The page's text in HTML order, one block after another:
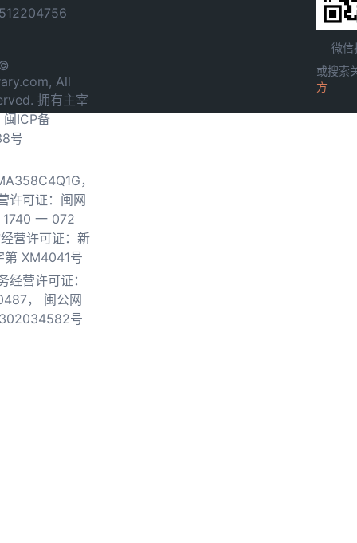
All
拥有主宰
闽ICP备
号
，
许可证：闽网
一 072
营许可证：新
第 XM4041号
经营许可证：
，
闽公网
号
微信
或搜索
方